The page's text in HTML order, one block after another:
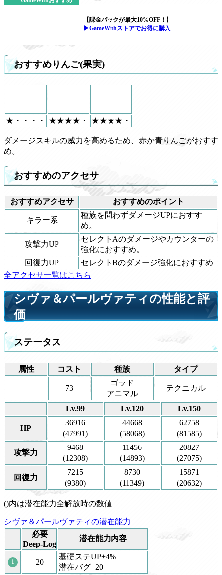
【課金パックが最大10%OFF！】
▶GameWithストアでお得に購入
おすすめりんご(果実)
★・・・・ ★★★★・ ★★★★・
ダメージスキルの威力を高めるため、赤か青りんごがおすす
め。
おすすめのアクセサ
おすすめアクセサ おすすめのポイント
キラー系
種族を問わずダメージUPにおすす
め。
攻撃力UP
セレクトAのダメージやカウンターの
強化におすすめ。
回復力UP
セレクトBのダメージ強化におすすめ
全アクセサ一覧はこちら
シヴァ＆パールヴァティの性能と評
価
ステータス
属性 コスト 種族 タイプ
73
ゴッド
アニマル
テクニカル
Lv.99 Lv.120 Lv.150
HP
36916
(47991)
44668
(58068)
62758
(81585)
攻撃力
9468
(12308)
11456
(14893)
20827
(27075)
回復力
7215
(9380)
8730
(11349)
15871
(20632)
()内は潜在能力全解放時の数値
シヴァ＆パールヴァティの潜在能力
必要
Deep-Log
潜在能力内容
1 20
基礎ステUP+4%
潜在バグ+20